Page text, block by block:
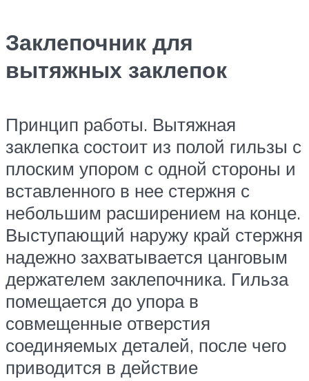
Заклепочник для
вытяжных заклепок
Принцип работы. Вытяжная
заклепка состоит из полой гильзы с
плоским упором с одной стороны и
вставленного в нее стержня с
небольшим расширением на конце.
Выступающий наружу край стержня
надежно захватывается цанговым
держателем заклепочника. Гильза
помещается до упора в
совмещенные отверстия
соединяемых деталей, после чего
приводится в действие